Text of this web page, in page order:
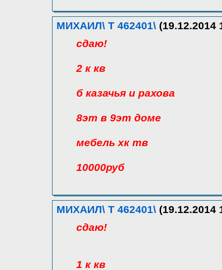
МИХАИЛ\ Т 462401\ (19.12.2014
сдаю!
2 к кв
б казачья и рахова
8эт в 9эт доме
мебель хк тв
10000руб
МИХАИЛ\ Т 462401\ (19.12.2014
сдаю!
1 к кв